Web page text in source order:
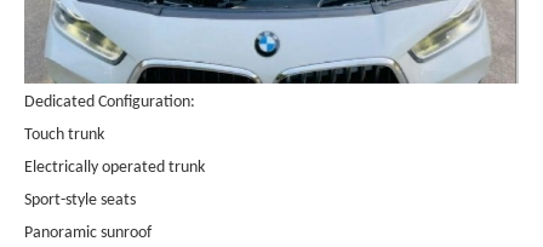
Dedicated Configuration:
Touch trunk
Electrically operated trunk
Sport-style seats
Panoramic sunroof